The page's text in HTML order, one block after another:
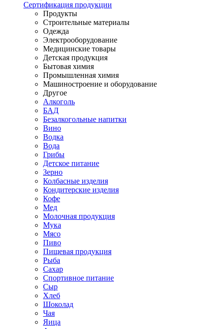
Сертификация продукции
Продукты
Строительные материалы
Одежда
Электрооборудование
Медицинские товары
Детская продукция
Бытовая химия
Промышленная химия
Машиностроение и оборудование
Другое
Алкоголь
БАД
Безалкогольные напитки
Вино
Водка
Вода
Грибы
Детское питание
Зерно
Колбасные изделия
Кондитерские изделия
Кофе
Мед
Молочная продукция
Мука
Мясо
Пиво
Пищевая продукция
Рыба
Сахар
Спортивное питание
Сыр
Хлеб
Шоколад
Чая
Яица